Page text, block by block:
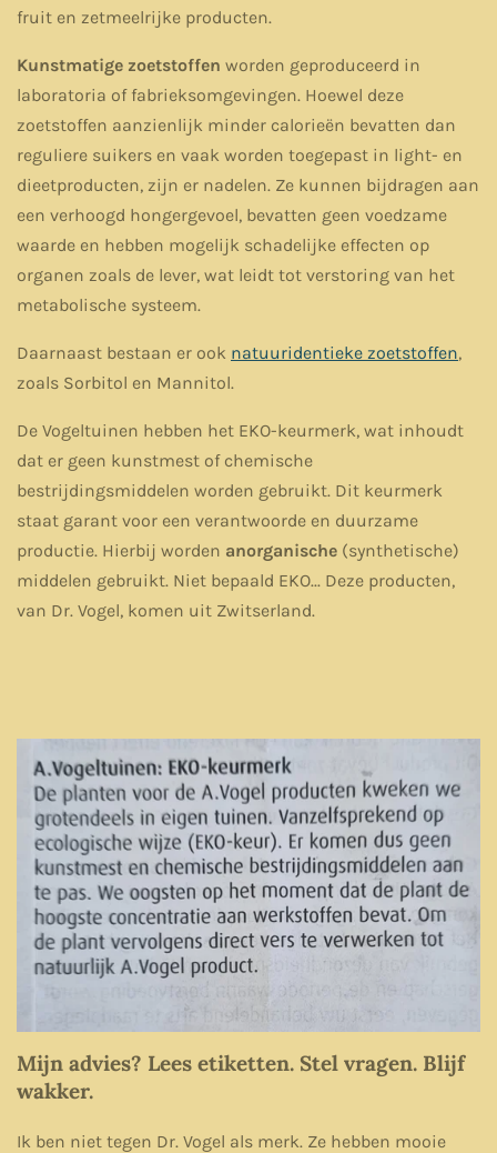
fruit en zetmeelrijke producten.
Kunstmatige zoetstoffen worden geproduceerd in
laboratoria of fabrieksomgevingen. Hoewel deze
zoetstoffen aanzienlijk minder calorieën bevatten dan
reguliere suikers en vaak worden toegepast in light- en
dieetproducten, zijn er nadelen. Ze kunnen bijdragen aan
een verhoogd hongergevoel, bevatten geen voedzame
waarde en hebben mogelijk schadelijke effecten op
organen zoals de lever, wat leidt tot verstoring van het
metabolische systeem.
Daarnaast bestaan er ook natuuridentieke zoetstoffen,
zoals Sorbitol en Mannitol.
De Vogeltuinen hebben het EKO-keurmerk, wat inhoudt
dat er geen kunstmest of chemische
bestrijdingsmiddelen worden gebruikt. Dit keurmerk
staat garant voor een verantwoorde en duurzame
productie. Hierbij worden anorganische (synthetische)
middelen gebruikt. Niet bepaald EKO... Deze producten,
van Dr. Vogel, komen uit Zwitserland.
Mijn advies? Lees etiketten. Stel vragen. Blijf
wakker.
Ik ben niet tegen Dr. Vogel als merk. Ze hebben mooie